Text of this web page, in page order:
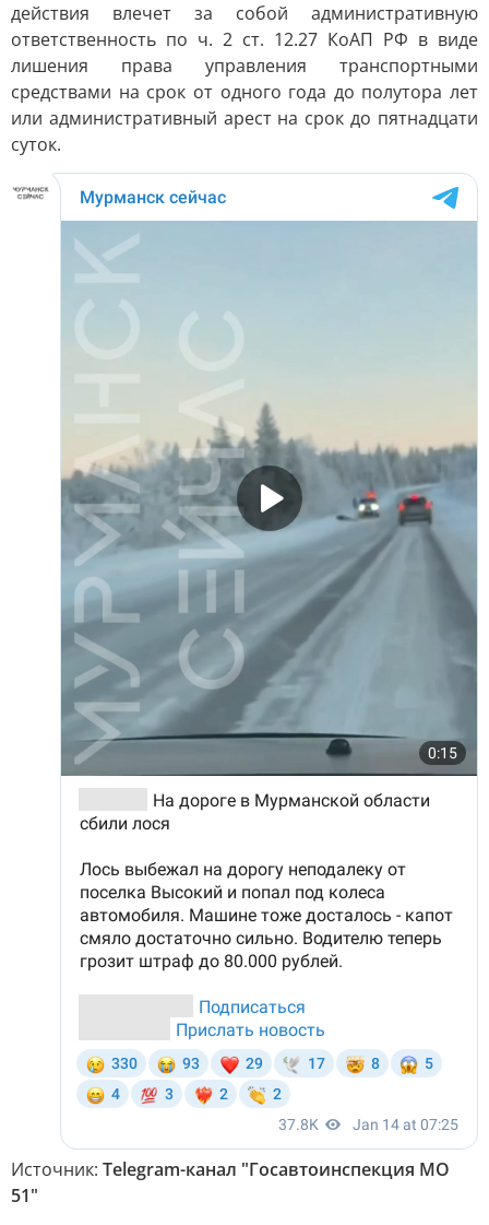
действия влечет за собой административную
ответственность по ч. 2 ст. 12.27 КоАП РФ в виде
лишения права управления транспортными
средствами на срок от одного года до полутора лет
или административный арест на срок до пятнадцати
суток.
Источник: Telegram-канал "Госавтоинспекция МО
51"